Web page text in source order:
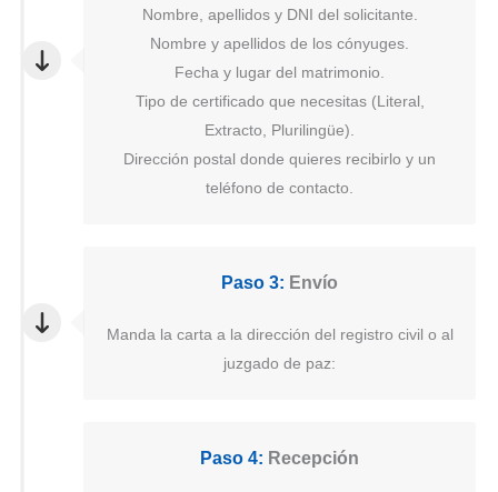
Nombre, apellidos y DNI del solicitante.
Nombre y apellidos de los cónyuges.
Fecha y lugar del matrimonio.
Tipo de certificado que necesitas (Literal,
Extracto, Plurilingüe).
Dirección postal donde quieres recibirlo y un
teléfono de contacto.
Paso 3: Envío
Manda la carta a la dirección del registro civil o al
juzgado de paz:
Paso 4: Recepción